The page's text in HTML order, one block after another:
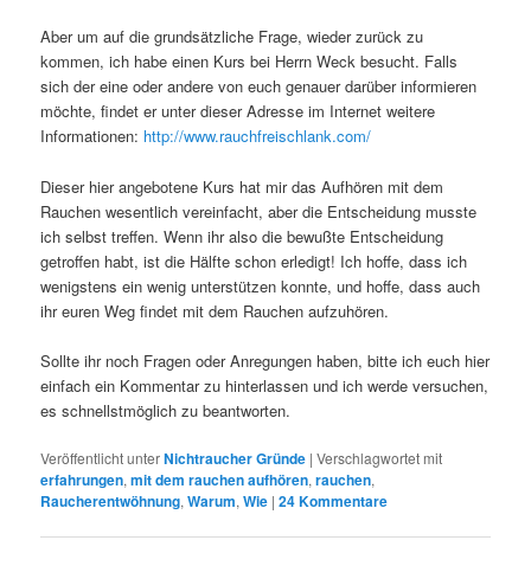
Aber um auf die grundsätzliche Frage, wieder zurück zu
kommen, ich habe einen Kurs bei Herrn Weck besucht. Falls
sich der eine oder andere von euch genauer darüber informieren
möchte, findet er unter dieser Adresse im Internet weitere
Informationen: http://www.rauchfreischlank.com/
Dieser hier angebotene Kurs hat mir das Aufhören mit dem
Rauchen wesentlich vereinfacht, aber die Entscheidung musste
ich selbst treffen. Wenn ihr also die bewußte Entscheidung
getroffen habt, ist die Hälfte schon erledigt! Ich hoffe, dass ich
wenigstens ein wenig unterstützen konnte, und hoffe, dass auch
ihr euren Weg findet mit dem Rauchen aufzuhören.
Sollte ihr noch Fragen oder Anregungen haben, bitte ich euch hier
einfach ein Kommentar zu hinterlassen und ich werde versuchen,
es schnellstmöglich zu beantworten.
Veröffentlicht unterNichtraucher Gründe |Verschlagwortet mit
erfahrungen,mit dem rauchen aufhören,rauchen,
Raucherentwöhnung,Warum,Wie |24Kommentare